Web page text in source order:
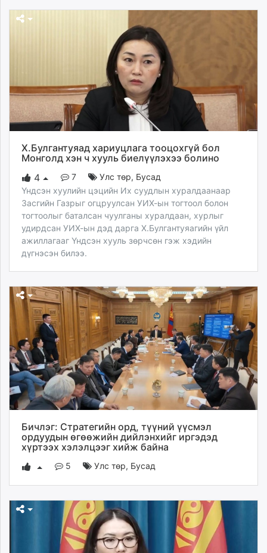
Х.Булгантуяад хариуцлага тооцохгүй бол
Монголд хэн ч хууль биелүүлэхээ болино
4
7 Улс төр, Бусад
Үндсэн хуулийн цэцийн Их суудлын хуралдаанаар
Засгийн Газрыг огцруулсан УИХ-ын тогтоол болон
тогтоолыг баталсан чуулганы хуралдаан, хурлыг
удирдсан УИХ-ын дэд дарга Х.Булгантуяагийн үйл
ажиллагааг Үндсэн хууль зөрчсөн гэж хэдийн
дүгнэсэн билээ.
Бичлэг: Стратегийн орд, түүний үүсмэл
ордуудын өгөөжийн дийлэнхийг иргэдэд
хүртээх хэлэлцээг хийж байна
5 Улс төр, Бусад